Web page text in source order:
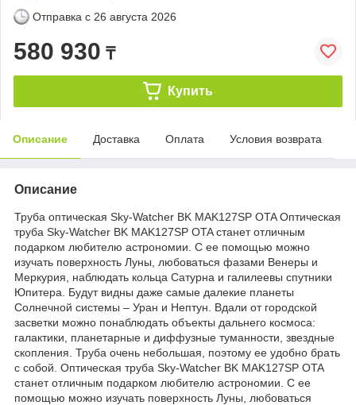
Отправка с 26 августа 2026
580 930 ₸
Купить
Описание Доставка Оплата Условия возврата
Описание
Труба оптическая Sky-Watcher BK MAK127SP OTA Оптическая
труба Sky-Watcher BK MAK127SP OTA станет отличным
подарком любителю астрономии. С ее помощью можно
изучать поверхность Луны, любоваться фазами Венеры и
Меркурия, наблюдать кольца Сатурна и галилеевы спутники
Юпитера. Будут видны даже самые далекие планеты
Солнечной системы – Уран и Нептун. Вдали от городской
засветки можно понаблюдать объекты дальнего космоса:
галактики, планетарные и диффузные туманности, звездные
скопления. Труба очень небольшая, поэтому ее удобно брать
с собой. Оптическая труба Sky-Watcher BK MAK127SP OTA
станет отличным подарком любителю астрономии. С ее
помощью можно изучать поверхность Луны, любоваться